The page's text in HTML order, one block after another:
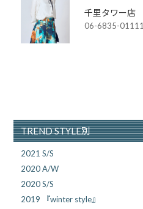
千里タワー店
06-6835-01111
TREND STYLE別
2021 S/S
2020 A/W
2020 S/S
2019 『winter style』